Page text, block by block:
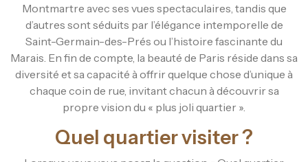
Montmartre avec ses vues spectaculaires, tandis que
d’autres sont séduits par l’élégance intemporelle de
Saint-Germain-des-Prés ou l’histoire fascinante du
Marais. En fin de compte, la beauté de Paris réside dans sa
diversité et sa capacité à offrir quelque chose d’unique à
chaque coin de rue, invitant chacun à découvrir sa
propre vision du « plus joli quartier ».
Quel quartier visiter ?